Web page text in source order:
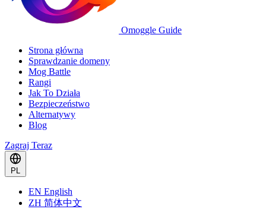
Omoggle Guide
Strona główna
Sprawdzanie domeny
Mog Battle
Rangi
Jak To Działa
Bezpieczeństwo
Alternatywy
Blog
Zagraj Teraz
PL
EN English
ZH 简体中文